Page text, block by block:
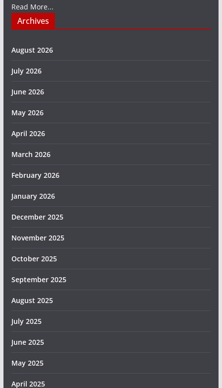
Read More...
Archives
August 2026
July 2026
June 2026
May 2026
April 2026
March 2026
February 2026
January 2026
December 2025
November 2025
October 2025
September 2025
August 2025
July 2025
June 2025
May 2025
April 2025